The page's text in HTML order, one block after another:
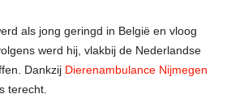
als jong geringd in België en vloog
werd hij, vlakbij de Nederlandse
Dankzij Dierenambulance Nijmegen
terecht.